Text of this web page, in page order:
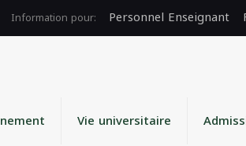
Personnel Enseignant
Vie universitaire